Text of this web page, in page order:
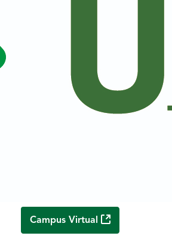
Campus Virtual